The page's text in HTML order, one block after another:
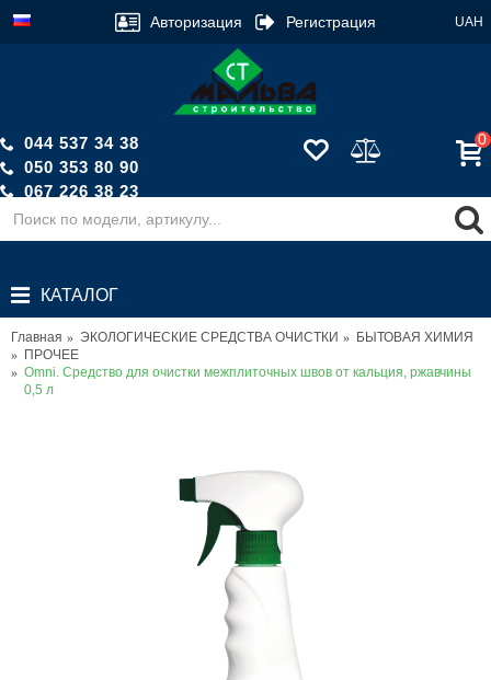
UAH
Авторизация Регистрация
044 537 34 38
050 353 80 90
067 226 38 23
Обратный звонок
0
КАТАЛОГ
Главная ЭКОЛОГИЧЕСКИЕ СРЕДСТВА ОЧИСТКИ
БЫТОВАЯ ХИМИЯ
ПРОЧЕЕ
Omni. Средство для очистки межплиточных швов от кальция, ржавчины
0,5 л